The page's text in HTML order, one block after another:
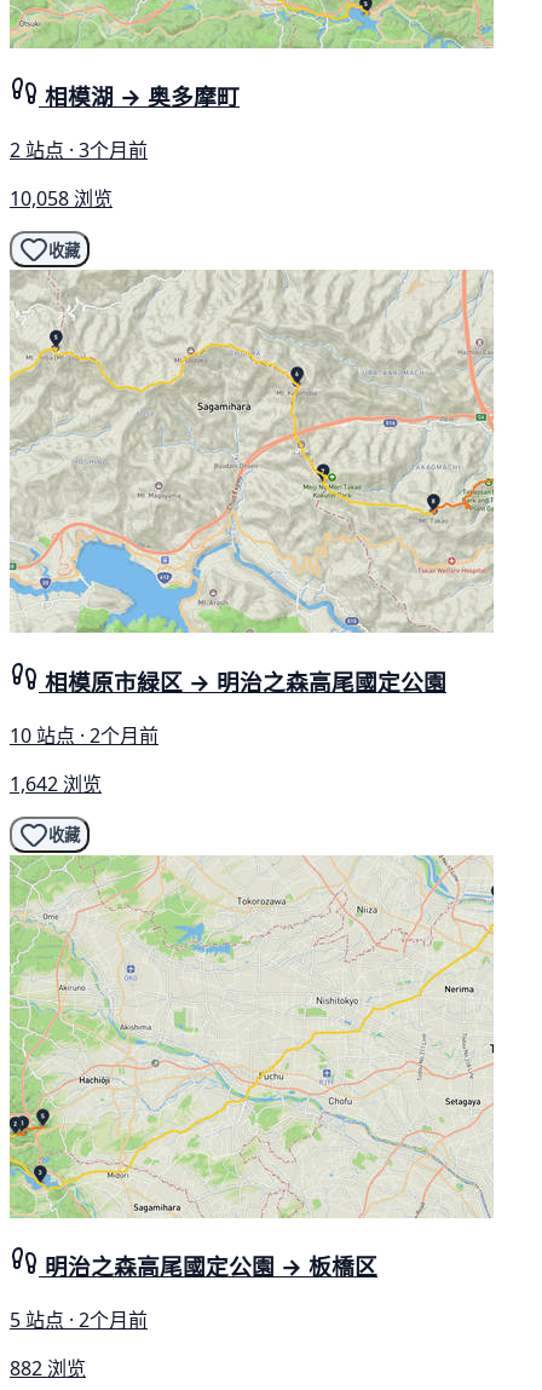
相模湖 → 奥多摩町
2 站点 · 3个月前
10,058 浏览
收藏
相模原市緑区 → 明治之森高尾國定公園
10 站点 · 2个月前
1,642 浏览
收藏
明治之森高尾國定公園 → 板橋区
5 站点 · 2个月前
882 浏览